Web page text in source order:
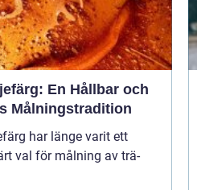
En Hållbar och
Målningstradition
har länge varit ett
val för målning av trä-